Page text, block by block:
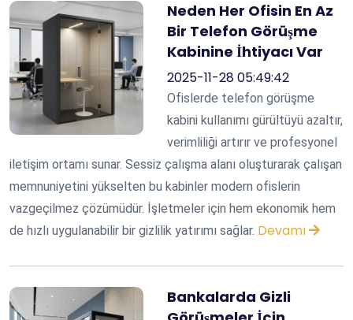
Neden Her Ofisin En Az
Bir Telefon Görüşme
Kabinine İhtiyacı Var
2025-11-28 05:49:42
Ofislerde telefon görüşme
kabini kullanımı gürültüyü azaltır,
verimliliği artırır ve profesyonel
iletişim ortamı sunar. Sessiz çalışma alanı oluşturarak çalışan
memnuniyetini yükselten bu kabinler modern ofislerin
vazgeçilmez çözümüdür. İşletmeler için hem ekonomik hem
de hızlı uygulanabilir bir gizlilik yatırımı sağlar. Devamı
Bankalarda Gizli